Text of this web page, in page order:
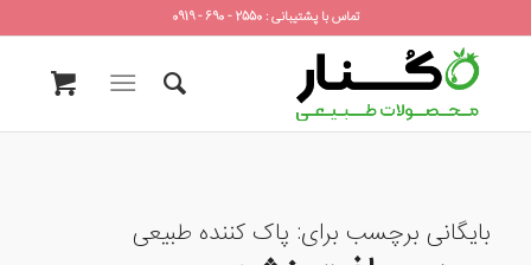
تماس با پشتیبانی : 2550 - 690 - 0919
بایگانی برچسب برای: پاک کننده طبیعی